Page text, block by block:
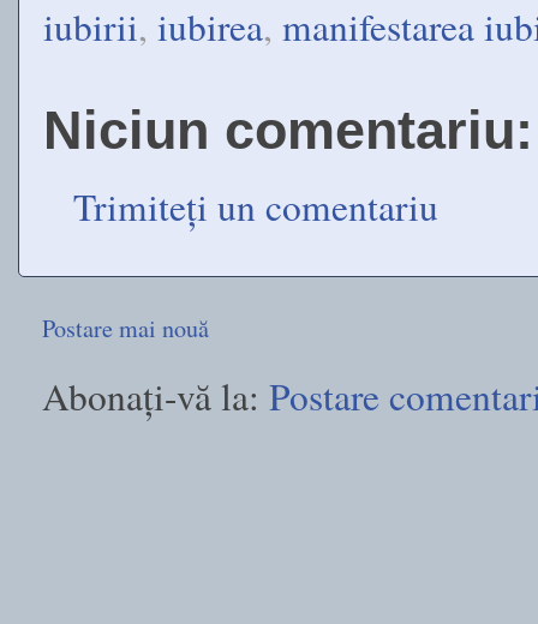
iubirii, iubirea, manifestarea
Niciun comentariu:
Trimiteți un comentariu
Postare mai nouă
Abonați-vă la: Postare